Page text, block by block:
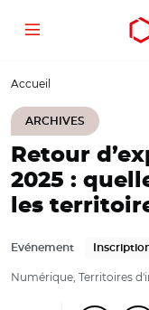
Aller
contenu
Aller
menu
Ouvrir
outils
Menu
Accueil
ARCHIVES
Retour
2025 :
les
Evénement
Numérique, Territoires